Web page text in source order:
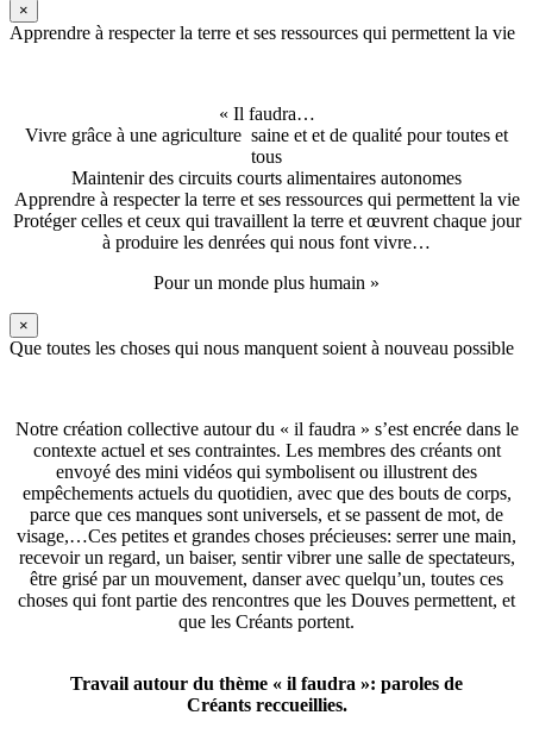
×
Apprendre à respecter la terre et ses ressources qui permettent la vie
« Il faudra…
Vivre grâce à une agriculture saine et et de qualité pour toutes et
tous
Maintenir des circuits courts alimentaires autonomes
Apprendre à respecter la terre et ses ressources qui permettent la vie
Protéger celles et ceux qui travaillent la terre et œuvrent chaque jour
à produire les denrées qui nous font vivre…
Pour un monde plus humain »
×
Que toutes les choses qui nous manquent soient à nouveau possible
Notre création collective autour du « il faudra » s’est encrée dans le
contexte actuel et ses contraintes. Les membres des créants ont
envoyé des mini vidéos qui symbolisent ou illustrent des
empêchements actuels du quotidien, avec que des bouts de corps,
parce que ces manques sont universels, et se passent de mot, de
visage,…Ces petites et grandes choses précieuses: serrer une main,
recevoir un regard, un baiser, sentir vibrer une salle de spectateurs,
être grisé par un mouvement, danser avec quelqu’un, toutes ces
choses qui font partie des rencontres que les Douves permettent, et
que les Créants portent.
Travail autour du thème « il faudra »: paroles de
Créants reccueillies.